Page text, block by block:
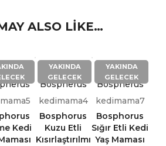
ALSO LIKE…
Kedi
YAKINDA
GELECEK
Bospherus
kedimama4
Bosphorus
Kuzu Etli
Kısırlaştırılmı
YAKINDA
GELECEK
Bospherus
kedimama7
Bosphorus
Sığır Etli Kedi
Yaş Maması